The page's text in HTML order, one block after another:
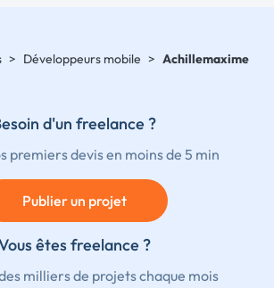
> Développeurs mobile > Achillemaxime
d'un freelance ?
premiers devis en moins de 5 min
Publier un projet
êtes freelance ?
milliers de projets chaque mois